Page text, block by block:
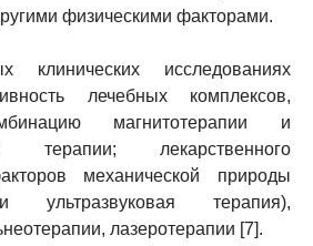
физическими факторами.
клинических исследованиях
лечебных комплексов,
магнитотерапии и
терапии; лекарственного
механической природы
ультразвуковая терапия),
лазеротерапии [7].